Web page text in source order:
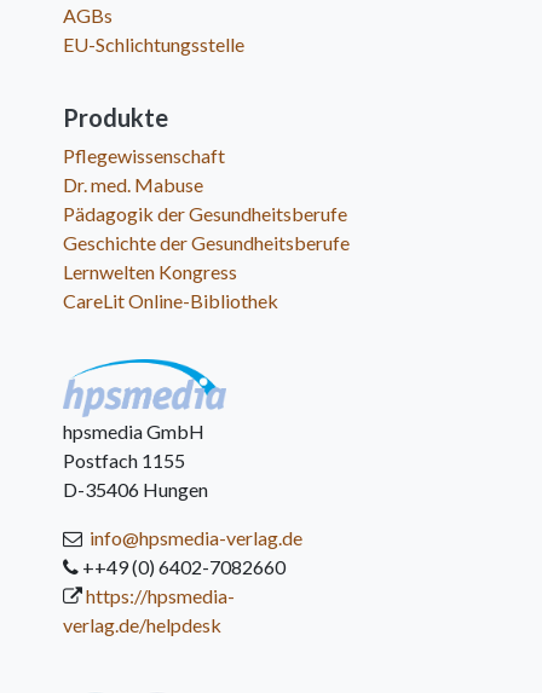
AGBs
EU-Schlichtungsstelle
Produkte
Pflegewissenschaft
Dr. med. Mabuse
Pädagogik der Gesundheitsberufe
Geschichte der Gesundheitsberufe
Lernwelten Kongress
CareLit Online-Bibliothek
hpsmedia GmbH
Postfach 1155
D-35406 Hungen
info@hpsmedia-verlag.de
++49 (0) 6402-7082660
https://hpsmedia-
verlag.de/helpdesk